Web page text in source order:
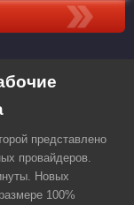
представлено
провайдеров.
Новых
100%